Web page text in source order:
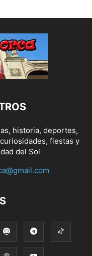
historia, deportes,
fiestas y
del Sol